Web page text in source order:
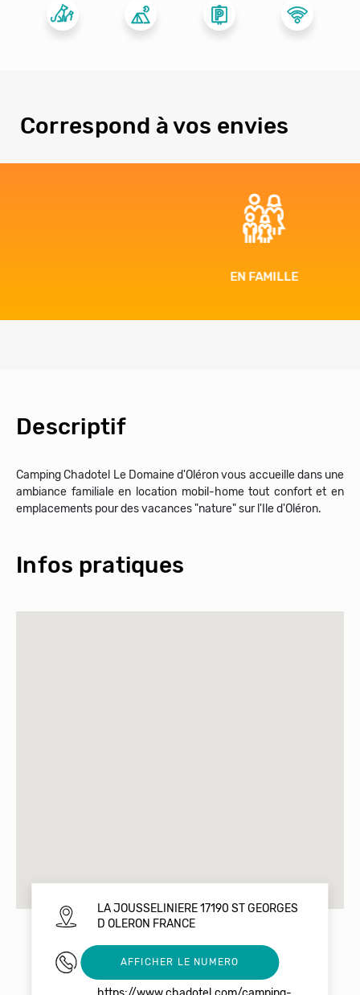
Correspond à vos envies
Descriptif
Camping Chadotel Le Domaine d'Oléron vous accueille dans une
ambiance familiale en location mobil-home tout confort et en
emplacements pour des vacances "nature" sur l'Ile d'Oléron.
Infos pratiques
LA JOUSSELINIERE 17190 ST GEORGES
D OLERON FRANCE
05 46 76 54 97
AFFICHER LE NUMERO